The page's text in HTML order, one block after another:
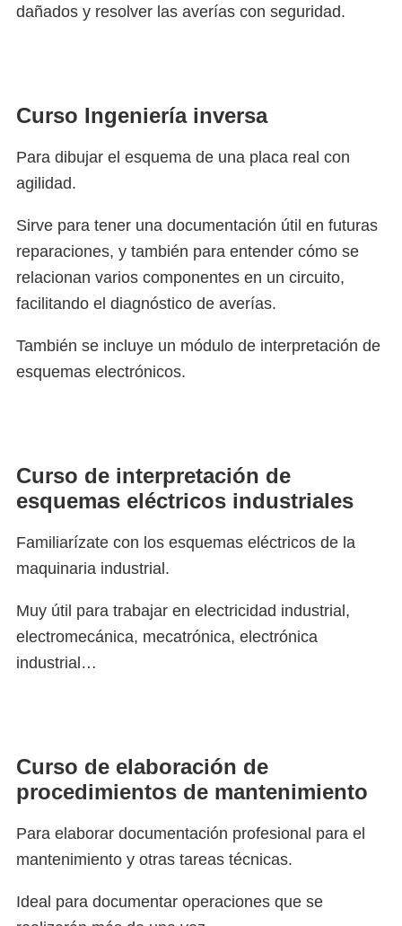
dañados y resolver las averías con seguridad.
Curso Ingeniería inversa
Para dibujar el esquema de una placa real con
agilidad.
Sirve para tener una documentación útil en futuras
reparaciones, y también para entender cómo se
relacionan varios componentes en un circuito,
facilitando el diagnóstico de averías.
También se incluye un módulo de interpretación de
esquemas electrónicos.
Curso de interpretación de
esquemas eléctricos industriales
Familiarízate con los esquemas eléctricos de la
maquinaria industrial.
Muy útil para trabajar en electricidad industrial,
electromecánica, mecatrónica, electrónica
industrial…
Curso de elaboración de
procedimientos de mantenimiento
Para elaborar documentación profesional para el
mantenimiento y otras tareas técnicas.
Ideal para documentar operaciones que se